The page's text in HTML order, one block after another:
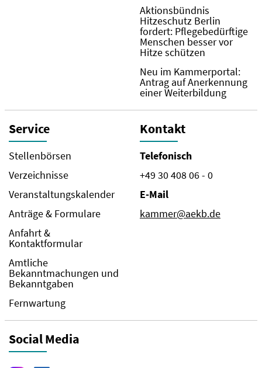
Aktionsbündnis
Hitzeschutz Berlin
fordert: Pflegebedürftige
Menschen besser vor
Hitze schützen
Neu im Kammerportal:
Antrag auf Anerkennung
einer Weiterbildung
Service
Stellenbörsen
Verzeichnisse
Veranstaltungskalender
Anträge & Formulare
Anfahrt &
Kontaktformular
Amtliche
Bekanntmachungen und
Bekanntgaben
Fernwartung
Kontakt
Telefonisch
+49 30 408 06 - 0
E-Mail
kammer@aekb.de
Social Media